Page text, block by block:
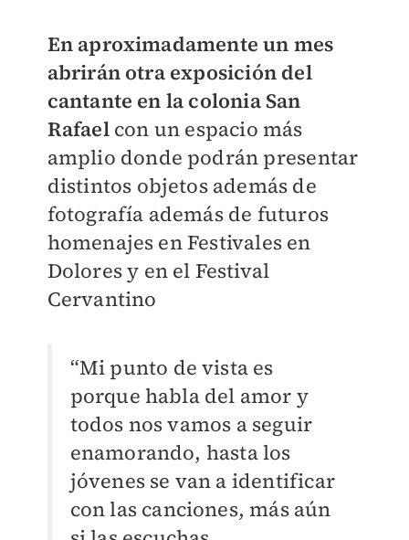
En aproximadamente un mes
abrirán otra exposición del
cantante en la colonia San
Rafaelcon un espacio más
amplio donde podrán presentar
distintos objetos además de
fotografía además de futuros
homenajes en Festivales en
Dolores y en el Festival
Cervantino
“Mi punto de vista es
porque habla del amor y
todos nos vamos a seguir
enamorando, hasta los
jóvenes se van a identificar
con las canciones, más aún